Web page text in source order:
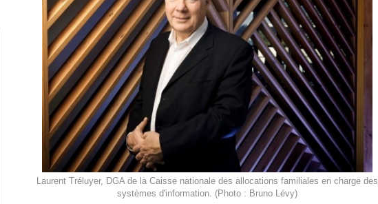
Laurent Tréluyer, DGA de la Caisse nationale des allocations familiales en charge des
systèmes d'information. (Photo : Bruno Lévy)